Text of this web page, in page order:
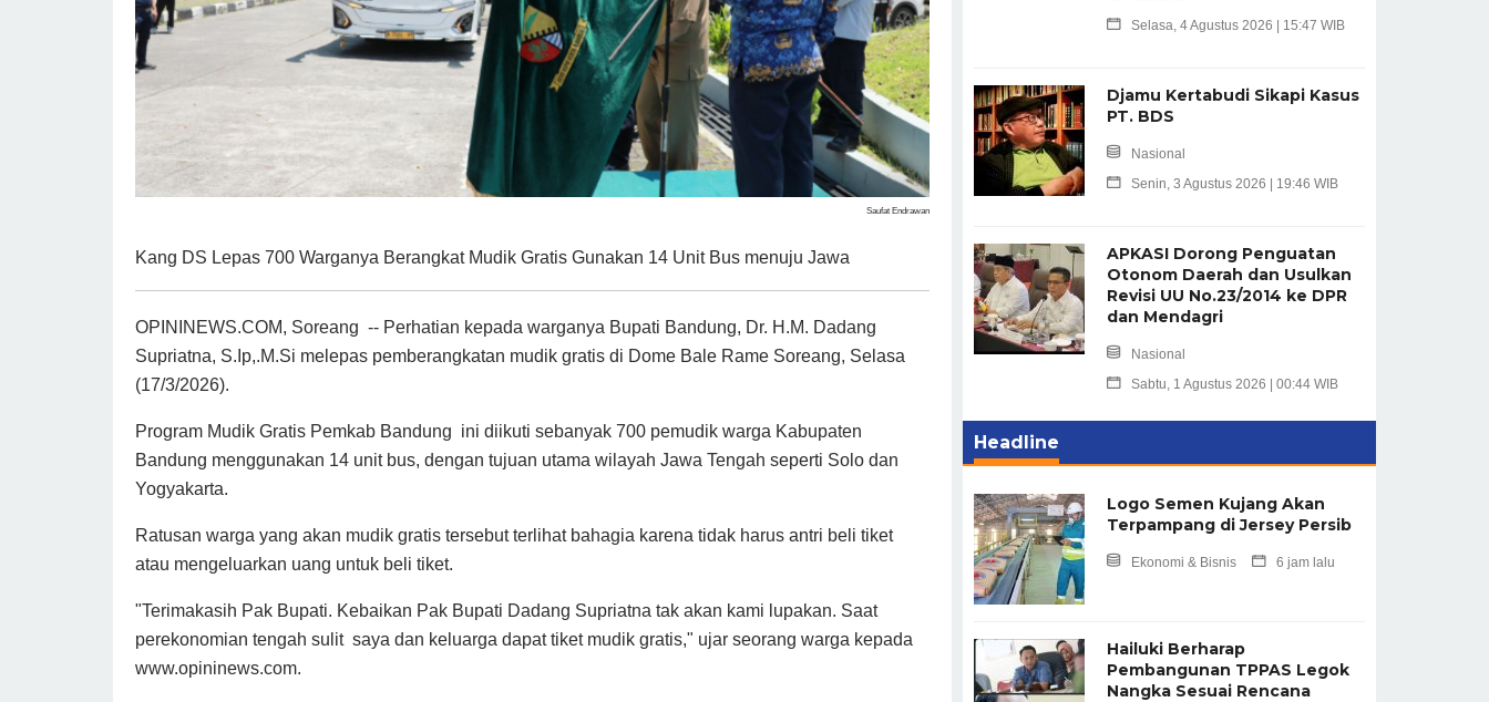
Saufat Endrawan
Kang DS Lepas 700 Warganya Berangkat Mudik Gratis Gunakan 14 Unit Bus menuju Jawa
OPININEWS.COM, Soreang -- Perhatian kepada warganya Bupati Bandung, Dr. H.M. Dadang
Supriatna, S.Ip,.M.Si melepas pemberangkatan mudik gratis di Dome Bale Rame Soreang, Selasa
(17/3/2026).
Program Mudik Gratis Pemkab Bandung ini diikuti sebanyak 700 pemudik warga Kabupaten
Bandung menggunakan 14 unit bus, dengan tujuan utama wilayah Jawa Tengah seperti Solo dan
Yogyakarta.
Ratusan warga yang akan mudik gratis tersebut terlihat bahagia karena tidak harus antri beli tiket
atau mengeluarkan uang untuk beli tiket.
"Terimakasih Pak Bupati. Kebaikan Pak Bupati Dadang Supriatna tak akan kami lupakan. Saat
perekonomian tengah sulit saya dan keluarga dapat tiket mudik gratis," ujar seorang warga kepada
www.opininews.com.
Selasa, 4 Agustus 2026 | 15:47 WIB
Djamu Kertabudi Sikapi Kasus
PT. BDS
Nasional
Senin, 3 Agustus 2026 | 19:46 WIB
APKASI Dorong Penguatan
Otonom Daerah dan Usulkan
Revisi UU No.23/2014 ke DPR
dan Mendagri
Nasional
Sabtu, 1 Agustus 2026 | 00:44 WIB
Headline
Logo Semen Kujang Akan
Terpampang di Jersey Persib
Ekonomi & Bisnis 6 jam lalu
Hailuki Berharap
Pembangunan TPPAS Legok
Nangka Sesuai Rencana